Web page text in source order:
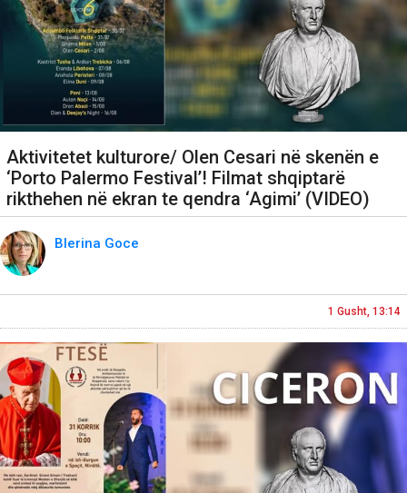
Aktivitetet kulturore/ Olen Cesari në skenën e
‘Porto Palermo Festival’! Filmat shqiptarë
rikthehen në ekran te qendra ‘Agimi’ (VIDEO)
Blerina Goce
1 Gusht, 13:14